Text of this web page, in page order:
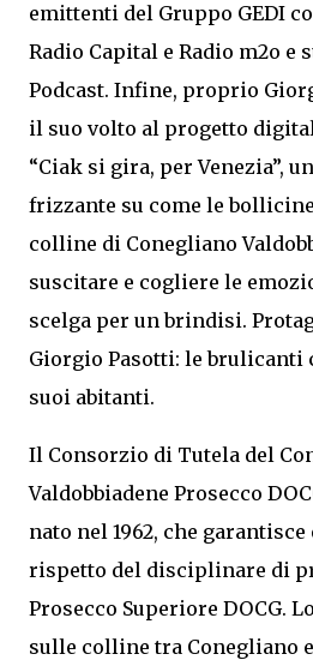
emittenti del Gruppo GEDI
Radio Capital e Radio m2o e
Podcast. Infine, proprio
il suo volto al progetto
“Ciak si gira, per Venezia”,
frizzante su come le
colline di Conegliano
suscitare e cogliere le
scelga per un brindisi.
Giorgio Pasotti: le brulicanti
suoi abitanti.
Il Consorzio di Tutela del
Valdobbiadene Prosecco
nato nel 1962, che
rispetto del disciplinare di
Prosecco Superiore DOCG.
sulle colline tra Conegliano